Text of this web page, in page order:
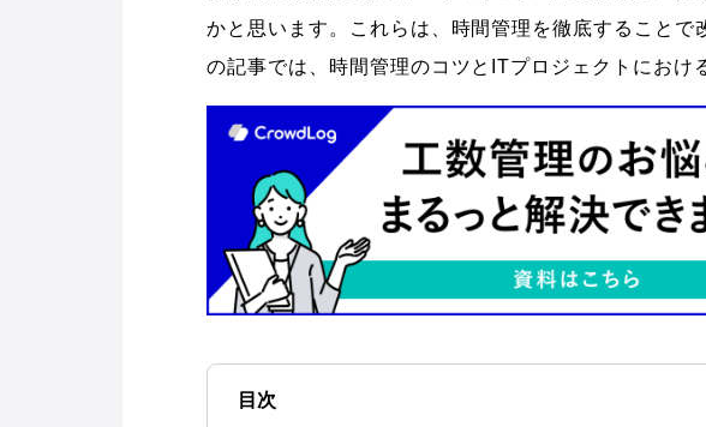
かと思います。これらは、時間管理を徹底することで
の記事では、時間管理のコツとITプロジェクトにおけ
目次